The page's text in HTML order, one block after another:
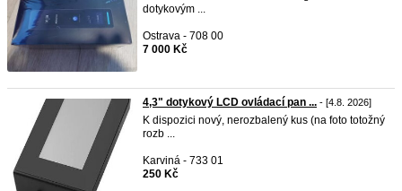
dotykovým ...
Ostrava - 708 00
7 000 Kč
4,3" dotykový LCD ovládací pan ... - [4.8. 2026]
K dispozici nový, nerozbalený kus (na foto totožný
rozb ...
Karviná - 733 01
250 Kč